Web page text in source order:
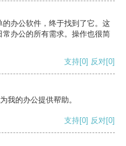
办公软件，终于找到了它。这
办公的所有需求。操作也很简
支持[0] 反对[0]
我的办公提供帮助。
支持[0] 反对[0]